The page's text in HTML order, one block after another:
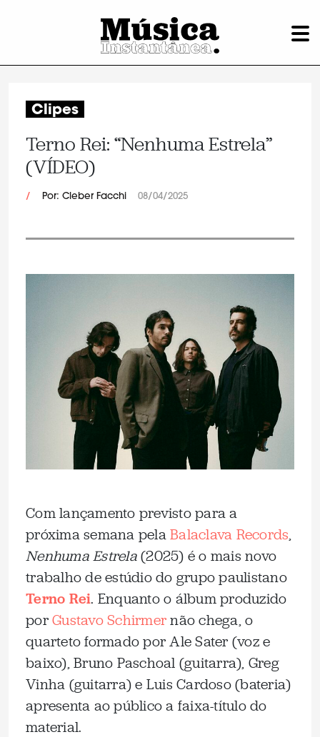
Clipes
Terno Rei: “Nenhuma Estrela”
(VÍDEO)
/ Por: Cleber Facchi 08/04/2025
Com lançamento previsto para a
próxima semana pelaBalaclava Records,
Nenhuma Estrela(2025) é o mais novo
trabalho de estúdio do grupo paulistano
Terno Rei. Enquanto o álbum produzido
porGustavo Schirmernão chega, o
quarteto formado por Ale Sater (voz e
baixo), Bruno Paschoal (guitarra), Greg
Vinha (guitarra) e Luis Cardoso (bateria)
apresenta ao público a faixa-título do
material.